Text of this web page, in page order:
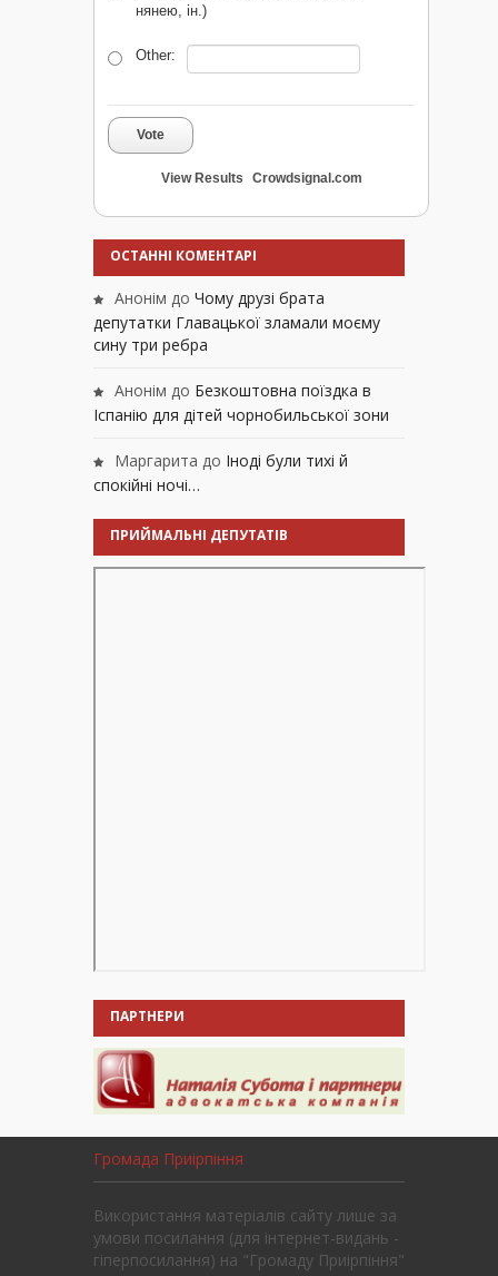
нянею, ін.)
Other:
Vote
View Results Crowdsignal.com
ОСТАННІ КОМЕНТАРІ
Анонім до Чому друзі брата
депутатки Главацької зламали моєму
сину три ребра
Анонім до Безкоштовна поїздка в
Іспанію для дітей чорнобильської зони
Маргарита до Іноді були тихі й
спокійні ночі…
ПРИЙМАЛЬНІ ДЕПУТАТІВ
ПАРТНЕРИ
Громада Приірпіння
Використання матеріалів сайту лише за
умови посилання (для інтернет-видань -
гіперпосилання) на "Громаду Приірпіння"